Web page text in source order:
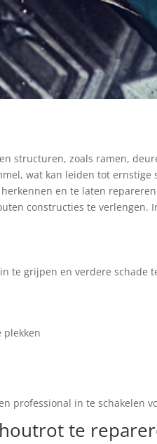
structuren, zoals ramen,
wat kan leiden tot ernstige
en te laten
constructies te verlengen.
te grijpen en verdere schade
plekken
professional in te schakelen
te